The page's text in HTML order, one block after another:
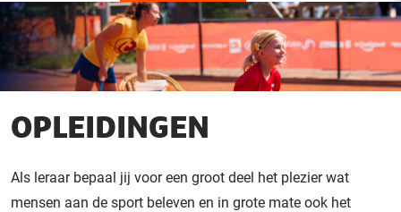
OPLEIDINGEN
Als leraar bepaal jij voor een groot deel het plezier wat
mensen aan de sport beleven en in grote mate ook het